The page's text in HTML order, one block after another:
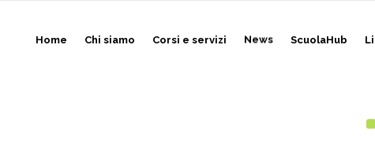
Home Chi siamo Corsi e servizi News ScuolaHub